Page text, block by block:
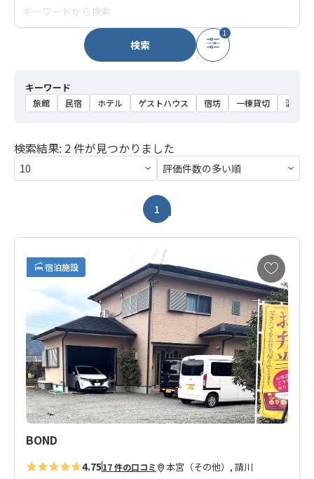
検索
1
キーワード
旅館 民宿 ホテル ゲストハウス 宿坊 一棟貸切 温泉
検索結果: 2 件が見つかりました
1
宿泊施設
お
気
に
入
り
に
追
加
BOND
4.7517 件の口コミ
本宮（その他）, 請川